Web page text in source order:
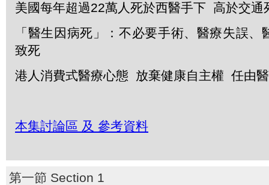
美國每年超過22萬人死於西醫手下 高於交通
「醫生因病死」：不必要手術、醫療失誤、
致死
港人消費式醫療心態 放棄健康自主權 任由
本集討論區 及 參考資料
第一節 Section 1